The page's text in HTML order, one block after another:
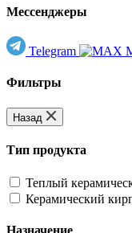
Мессенджеры
Telegram
Фильтры
Назад
Тип продукта
Теплый
Керамический